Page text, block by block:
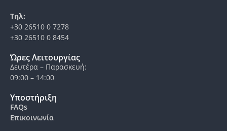
Τηλ:
+30 26510 0 7278
+30 26510 0 8454
Ώρες Λειτουργίας
Δευτέρα – Παρασκευή:
09:00 – 14:00
Υποστήριξη
FAQs
Επικοινωνία